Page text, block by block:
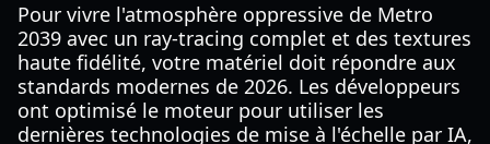
Pour vivre l'atmosphère oppressive de Metro
2039 avec un ray-tracing complet et des textures
haute fidélité, votre matériel doit répondre aux
standards modernes de 2026. Les développeurs
ont optimisé le moteur pour utiliser les
dernières technologies de mise à l'échelle par IA,